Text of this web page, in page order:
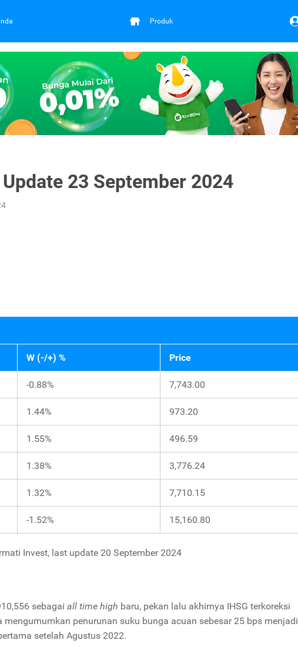
Produk
23 September 2024
W (-/+) % Price
-0.88% 7,743.00
1.44% 973.20
1.55% 496.59
1.38% 3,776.24
1.32% 7,710.15
-1.52% 15,160.80
Invest, last update 20 September 2024
sebagai all time high baru, pekan lalu akhirnya IHSG terkoreksi
penurunan suku bunga acuan sebesar 25 bps menjadi
setelah Agustus 2022.